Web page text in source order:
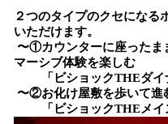
２つのタイプのクセになる
いただけます。
〜①カウンターに座ったま
マーシブ体験を楽しむ
「ビショックTHEダイ
〜②お化け屋敷を歩いて進
「ビショックTHEメイ